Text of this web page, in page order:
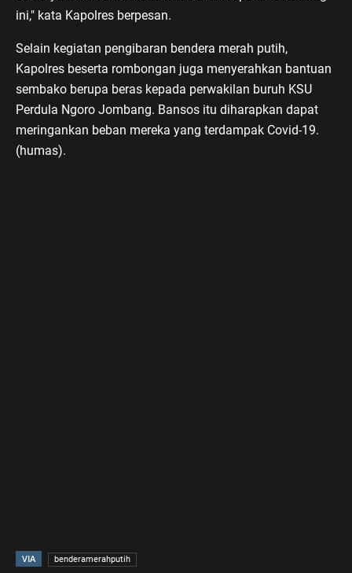
ini," kata Kapolres berpesan.
Selain kegiatan pengibaran bendera merah putih,
Kapolres beserta rombongan juga menyerahkan bantuan
sembako berupa beras kepada perwakilan buruh KSU
Perdula Ngoro Jombang. Bansos itu diharapkan dapat
meringankan beban mereka yang terdampak Covid-19.
(humas).
VIA benderamerahputih